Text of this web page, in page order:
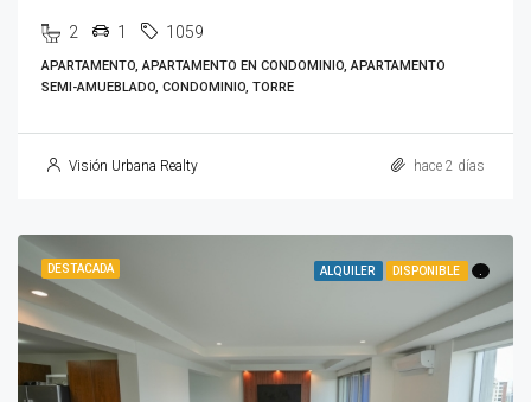
2 1 1059
APARTAMENTO, APARTAMENTO EN CONDOMINIO, APARTAMENTO
SEMI-AMUEBLADO, CONDOMINIO, TORRE
Visión Urbana Realty hace 2 días
DESTACADA ALQUILER DISPONIBLE